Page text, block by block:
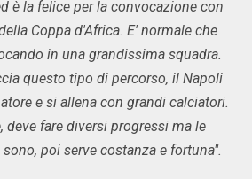
è la felice per la convocazione con
Coppa d'Africa. E' normale che
in una grandissima squadra.
questo tipo di percorso, il Napoli
e si allena con grandi calciatori.
deve fare diversi progressi ma le
poi serve costanza e fortuna".